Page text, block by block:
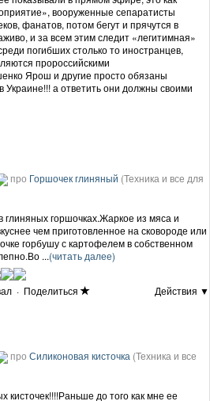
вооруженные сепаратисты
фанатов, потом бегут и прячутся в
и за всем этим следит «легитимная»
погибших столько то иностранцев,
пророссийскими
Ярош и другие просто обязаны
Украине!!! а ответить они должны своими
про Горшочек глиняный (Техника и все для
горшочках.Жаркое из мяса и
чем приготовленное на сковороде или
горбушу с картофелем в собственном
...(читать далее)
· Поделиться
Действия ▼
про Силиконовая кисточка (Техника и все
кисточек!!!!Раньше до того как мне ее